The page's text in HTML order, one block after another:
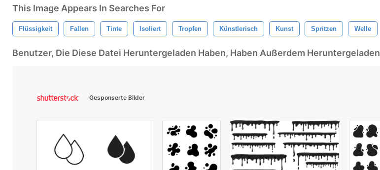
This Image Appears In Searches For
Flüssigkeit Fallen Tinte Isoliert Tropfen Künstlerisch Kunst Spritzen Welle
Benutzer, Die Diese Datei Heruntergeladen Haben, Haben Außerdem Heruntergeladen
Gesponserte Bilder